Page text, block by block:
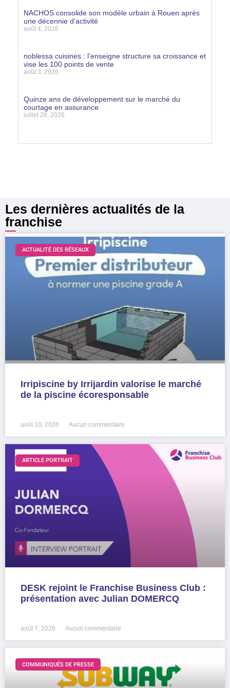
NACHOS consolide son modèle urbain à Rouen après
une décennie d’activité
août 4, 2026
noblessa cuisines : l’enseigne structure sa croissance et
vise les 100 points de vente
août 3, 2026
Quinze ans de développement sur le marché du
courtage en assurance
juillet 28, 2026
Les dernières actualités de la
franchise
ACTUALITÉ DES RÉSEAUX
Irripiscine by Irrijardin valorise le marché
de la piscine écoresponsable
août 10, 2026 Aucun commentaire
ARTICLE PORTRAIT
DESK rejoint le Franchise Business Club :
présentation avec Julian DOMERCQ
août 7, 2026 Aucun commentaire
COMMUNIQUÉS DE PRESSE